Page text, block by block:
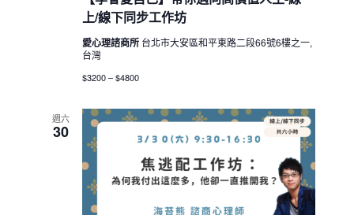
上/線下同步工作坊
愛心理諮商所 台北市大安區和平東路二段66號6樓之一,
台灣
$3200 – $4800
週六
30